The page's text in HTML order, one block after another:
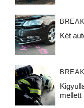
Két
mellett